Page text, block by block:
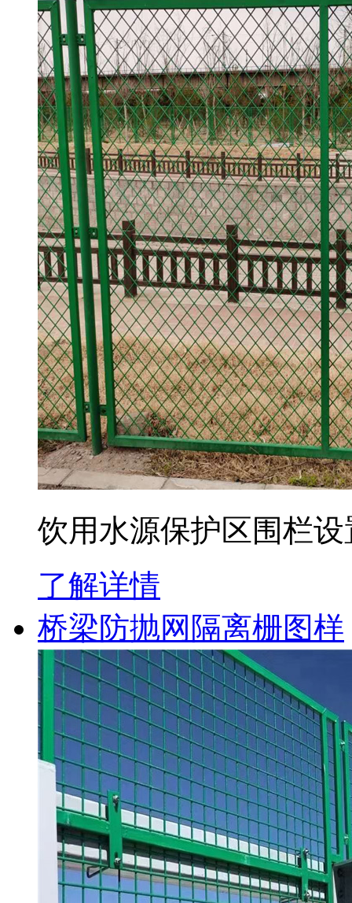
饮用水源保护区围栏设
了解详情
桥梁防抛网隔离栅图样